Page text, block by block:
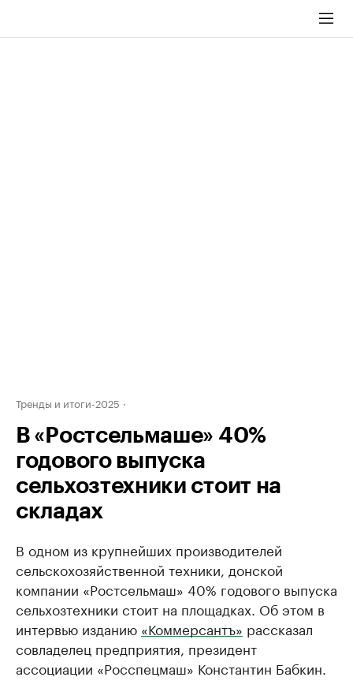
Тренды и итоги-2025
В «Ростсельмаше» 40%
годового выпуска
сельхозтехники стоит на
складах
В одном из крупнейших производителей
сельскохозяйственной техники, донской
компании «Ростсельмаш» 40% годового выпуска
сельхозтехники стоит на площадках. Об этом в
интервью изданию «Коммерсантъ» рассказал
совладелец предприятия, президент
ассоциации «Росспецмаш» Константин Бабкин.